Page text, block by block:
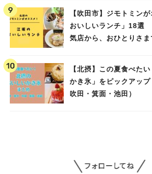
【吹田市】ジモトミン
おいしいランチ」18選
気店から、おひとりさ
【北摂】この夏食べた
かき氷」をピックアップ
吹田・箕面・池田）